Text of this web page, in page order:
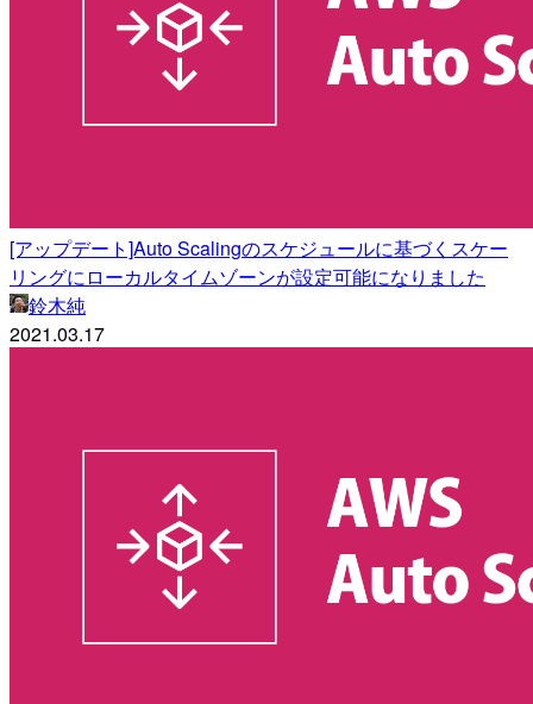
[アップデート]Auto Scalingのスケジュールに基づくスケー
リングにローカルタイムゾーンが設定可能になりました
鈴木純
2021.03.17